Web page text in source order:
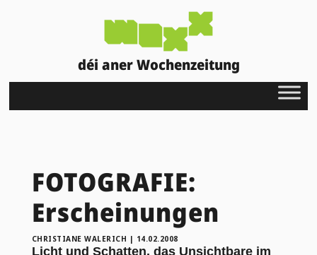
déi aner Wochenzeitung
FOTOGRAFIE:
Erscheinungen
CHRISTIANE WALERICH | 14.02.2008
Licht und Schatten, das Unsichtbare im